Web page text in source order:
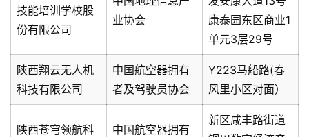
技能培训学校股
份有限公司
业协会
康泰园东区商业1
单元3层29号
陕西翔云无人机
科技有限公司
中国航空器拥有
者及驾驶员协会
Y223马船路(春
风里小区对面）
陕西苍穹领航科
中国航空器拥有
新区咸丰路街道